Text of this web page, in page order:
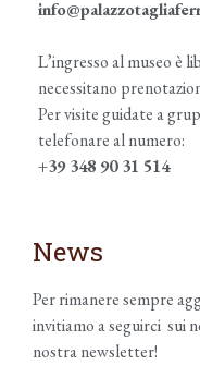
L’ingresso al museo è
necessitano
Per visite guidate a
telefonare al numero:
+39 348 90 31 514
News
Per rimanere sempre
invitiamo a seguirci sui
nostra newsletter!